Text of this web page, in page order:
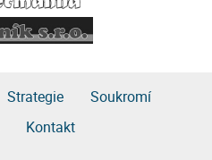
Strategie
Soukromí
Kontakt